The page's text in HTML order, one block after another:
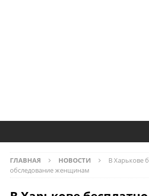
ГЛАВНАЯ НОВОСТИ
В Харькове
обследование женщинам